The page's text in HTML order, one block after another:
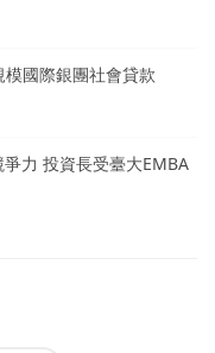
國際銀團社會貸款
力 投資長受臺大EMBA